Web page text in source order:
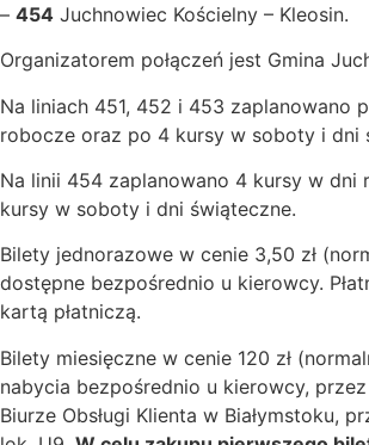
– 454 Juchnowiec Kościelny – Kleosin.
Organizatorem połączeń jest Gmina
Na liniach 451, 452 i 453 zaplanowano
robocze oraz po 4 kursy w soboty i dni
Na linii 454 zaplanowano 4 kursy w dni
kursy w soboty i dni świąteczne.
Bilety jednorazowe w cenie 3,50 zł
dostępne bezpośrednio u kierowcy.
kartą płatniczą.
Bilety miesięczne w cenie 120 zł
nabycia bezpośrednio u kierowcy,
Biurze Obsługi Klienta w Białymstoku,